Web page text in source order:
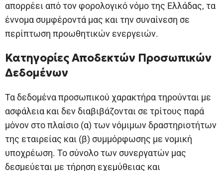
απορρέει από τον φορολογικό νόμο της Ελλάδας, τα
έννομα συμφέροντά μας και την συναίνεση σε
περίπτωση προωθητικών ενεργειών.
Κατηγορίες Αποδεκτών Προσωπικών
Δεδομένων
Τα δεδομένα προσωπικού χαρακτήρα τηρούνται με
ασφάλεια και δεν διαβιβάζονται σε τρίτους παρά
μόνον στο πλαίσιο (α) των νόμιμων δραστηριοτήτων
της εταιρείας και (β) συμμόρφωσης με νομική
υποχρέωση. Το σύνολο των συνεργατών μας
δεσμεύεται με τήρηση εχεμύθειας και